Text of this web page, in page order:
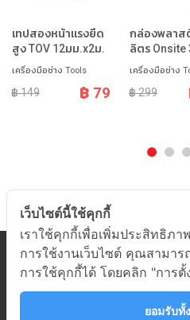
เทปสองหน้าแรงยึด
สูง TOV 12มม.x2ม.
เครื่องมือช่าง Tools
฿ 149 ฿ 79
กล่องพลาส
ลิตร Onsite
เครื่องมือช่าง
฿ 299
หมวดสินค้า
เกี่ยวกับอมร
ช่วยเหลือ
เว็บไซต์นี้ใช้คุกกี้
เราใช้คุกกี้เพื่อเพิ่มประสิทธิภ
การใช้งานเว็บไซต์ คุณสามาร
การใช้คุกกี้ได้ โดยคลิก "การ
ยอมรับทั้